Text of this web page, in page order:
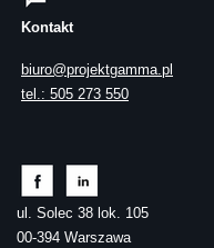
Kontakt
biuro@projektgamma.pl
tel.: 505 273 550
ul. Solec 38 lok. 105
00-394 Warszawa